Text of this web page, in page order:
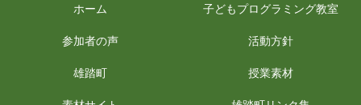
ホーム 子どもプログラミング教室
参加者の声 活動方針
雄踏町 授業素材